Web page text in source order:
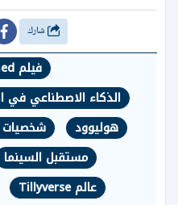
فيلم Misaligned
الذكاء الاصطناعي في
هوليوود
شخصيات
مستقبل السينما
عالم Tillyverse